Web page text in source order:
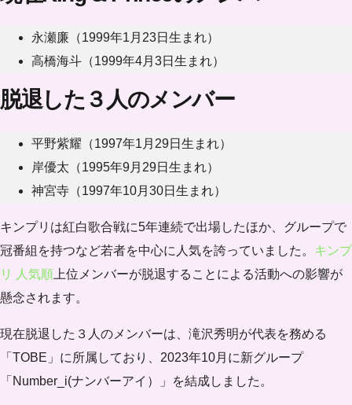
永瀬廉（1999年1月23日生まれ）
高橋海斗（1999年4月3日生まれ）
脱退した３人のメンバー
平野紫耀（1997年1月29日生まれ）
岸優太（1995年9月29日生まれ）
神宮寺（1997年10月30日生まれ）
キンプリは紅白歌合戦に5年連続で出場したほか、グループで
冠番組を持つなど若者を中心に人気を誇っていました。 キンプ
リ 人気順 上位メンバーが脱退することによる活動への影響が
懸念されます。
現在脱退した３人のメンバーは、滝沢秀明が代表を務める
「TOBE」に所属しており、2023年10月に新グループ
「Number_i(ナンバーアイ）」を結成しました。